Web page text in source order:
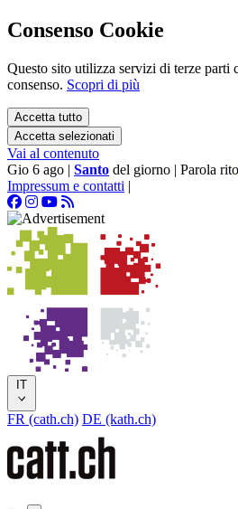
Consenso Cookie
Questo sito utilizza servizi di terze parti
consenso. Scopri di più
Accetta tutto
Accetta selezionati
Vai al contenuto
Gio 6 ago | Santo del giorno | Parola rito
Impressum e contatti |
IT
FR (cath.ch) DE (kath.ch)